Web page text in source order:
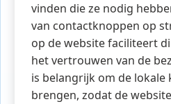
vinden die ze nodig
van contactknoppen op
op de website faciliteert
het vertrouwen van de
is belangrijk om de
brengen, zodat de